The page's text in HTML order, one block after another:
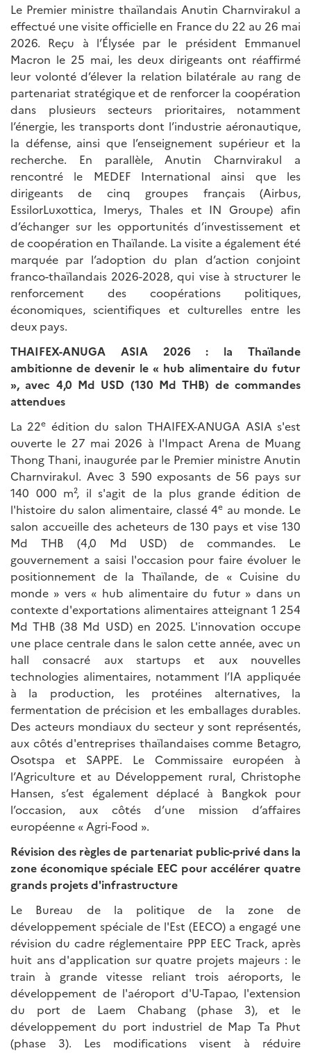
Le Premier ministre thaïlandais Anutin Charnvirakul a
effectué une visite officielle en France du 22 au 26 mai
2026. Reçu à l’Élysée par le président Emmanuel
Macron le 25 mai, les deux dirigeants ont réaffirmé
leur volonté d’élever la relation bilatérale au rang de
partenariat stratégique et de renforcer la coopération
dans plusieurs secteurs prioritaires, notamment
l’énergie, les transports dont l’industrie aéronautique,
la défense, ainsi que l’enseignement supérieur et la
recherche. En parallèle, Anutin Charnvirakul a
rencontré le MEDEF International ainsi que les
dirigeants de cinq groupes français (Airbus,
EssilorLuxottica, Imerys, Thales et IN Groupe) afin
d’échanger sur les opportunités d’investissement et
de coopération en Thaïlande. La visite a également été
marquée par l’adoption du plan d’action conjoint
franco-thaïlandais 2026-2028, qui vise à structurer le
renforcement des coopérations politiques,
économiques, scientifiques et culturelles entre les
deux pays.
THAIFEX-ANUGA ASIA 2026 : la Thaïlande
ambitionne de devenir le « hub alimentaire du futur
», avec 4,0 Md USD (130 Md THB) de commandes
attendues
La 22e édition du salon THAIFEX-ANUGA ASIA s'est
ouverte le 27 mai 2026 à l'Impact Arena de Muang
Thong Thani, inaugurée par le Premier ministre Anutin
Charnvirakul. Avec 3 590 exposants de 56 pays sur
140 000 m², il s'agit de la plus grande édition de
l'histoire du salon alimentaire, classé 4e au monde. Le
salon accueille des acheteurs de 130 pays et vise 130
Md THB (4,0 Md USD) de commandes. Le
gouvernement a saisi l'occasion pour faire évoluer le
positionnement de la Thaïlande, de « Cuisine du
monde » vers « hub alimentaire du futur » dans un
contexte d'exportations alimentaires atteignant 1 254
Md THB (38 Md USD) en 2025. L'innovation occupe
une place centrale dans le salon cette année, avec un
hall consacré aux startups et aux nouvelles
technologies alimentaires, notamment l’IA appliquée
à la production, les protéines alternatives, la
fermentation de précision et les emballages durables.
Des acteurs mondiaux du secteur y sont représentés,
aux côtés d'entreprises thaïlandaises comme Betagro,
Osotspa et SAPPE. Le Commissaire européen à
l’Agriculture et au Développement rural, Christophe
Hansen, s’est également déplacé à Bangkok pour
l’occasion, aux côtés d’une mission d’affaires
européenne « Agri-Food ».
Révision des règles de partenariat public-privé dans la
zone économique spéciale EEC pour accélérer quatre
grands projets d'infrastructure
Le Bureau de la politique de la zone de
développement spéciale de l'Est (EECO) a engagé une
révision du cadre réglementaire PPP EEC Track, après
huit ans d'application sur quatre projets majeurs : le
train à grande vitesse reliant trois aéroports, le
développement de l'aéroport d'U-Tapao, l'extension
du port de Laem Chabang (phase 3), et le
développement du port industriel de Map Ta Phut
(phase 3). Les modifications visent à réduire